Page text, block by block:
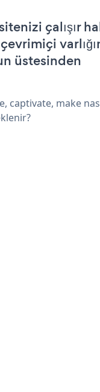
çalışır
üstesinden
captivate, make